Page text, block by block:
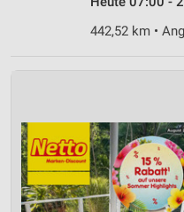
442,52 km •